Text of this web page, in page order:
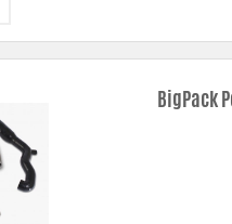
niedrigerer Druckverlust und
Kühlbereich wirken dem Überhitzen
mit Abdichtungen, um den
BigPack